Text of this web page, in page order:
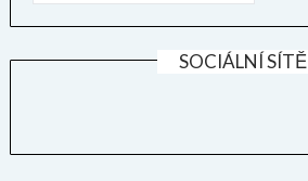
SOCIÁLNÍ SÍTĚ